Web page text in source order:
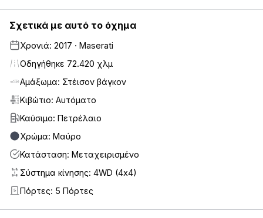
Σχετικά με αυτό το όχημα
Χρονιά: 2017 · Maserati
Οδηγήθηκε 72.420 χλμ
Αμάξωμα: Στέισον βάγκον
Κιβώτιο: Αυτόματο
Καύσιμο: Πετρέλαιο
Χρώμα: Μαύρο
Κατάσταση: Μεταχειρισμένο
Σύστημα κίνησης: 4WD (4x4)
5 Πόρτες: 5 Πόρτες